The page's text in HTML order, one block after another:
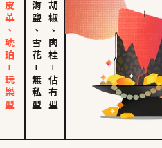
皮革、琥珀－玩樂型 海鹽、雪花
－
無私型
胡椒、肉桂
－
佔有型